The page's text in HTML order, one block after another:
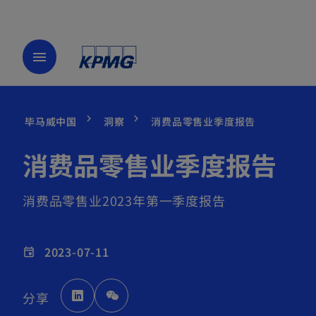
menu
毕马威中国 洞察 消费品零售业季度报告
消费品零售业季度报告
消费品零售业2023年第一季度报告
event 2023-07-11
分享
o
p